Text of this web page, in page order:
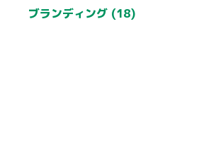
ブランディング (18)